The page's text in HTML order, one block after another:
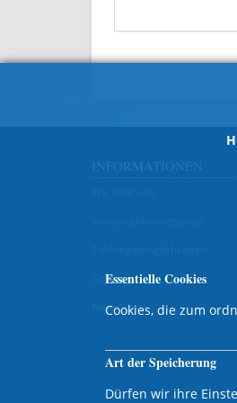
Essentielle Cookies
Cookies, die zum
Art der Speicherung
Dürfen wir ihre
Sitemap
Newsletter